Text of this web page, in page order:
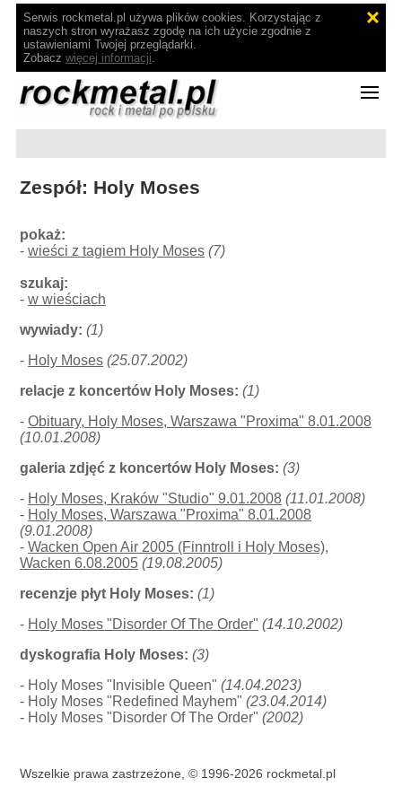
Serwis rockmetal.pl używa plików cookies. Korzystając z
naszych stron wyrażasz zgodę na ich użycie zgodnie z
ustawieniami Twojej przeglądarki.
Zobacz więcej informacji.
Zespół: Holy Moses
pokaż:
-wieści z tagiem Holy Moses (7)
szukaj:
-w wieściach
wywiady: (1)
- Holy Moses (25.07.2002)
relacje z koncertów Holy Moses: (1)
-Obituary, Holy Moses, Warszawa "Proxima" 8.01.2008
(10.01.2008)
galeria zdjęć z koncertów Holy Moses: (3)
- Holy Moses, Kraków "Studio" 9.01.2008 (11.01.2008)
- Holy Moses, Warszawa "Proxima" 8.01.2008
(9.01.2008)
-Wacken Open Air 2005 (Finntroll i Holy Moses),
Wacken 6.08.2005 (19.08.2005)
recenzje płyt Holy Moses: (1)
- Holy Moses "Disorder Of The Order" (14.10.2002)
dyskografia Holy Moses: (3)
- Holy Moses "Invisible Queen"(14.04.2023)
- Holy Moses "Redefined Mayhem"(23.04.2014)
- Holy Moses "Disorder Of The Order"(2002)
Wszelkie prawa zastrzeżone, © 1996-2026 rockmetal.pl